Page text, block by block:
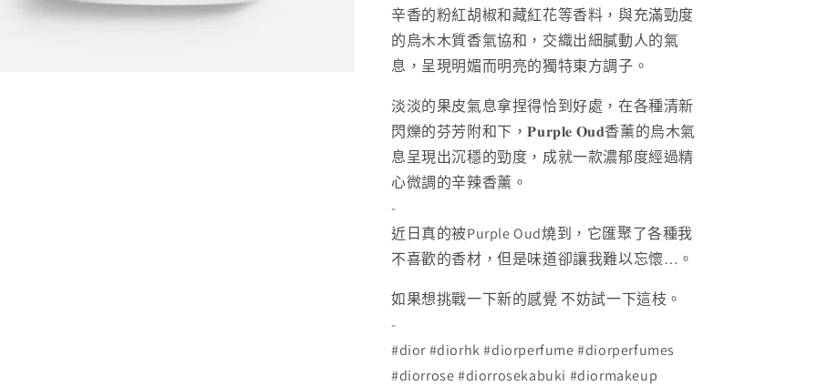
辛香的粉紅胡椒和藏紅花等香料，與充滿勁度
的烏木木質香氣協和，交織出細膩動人的氣
息，呈現明媚而明亮的獨特東方調子。
淡淡的果皮氣息拿捏得恰到好處，在各種清新
閃爍的芬芳附和下，𝐏𝐮𝐫𝐩𝐥𝐞 𝐎𝐮𝐝香薰的烏木氣
息呈現出沉穩的勁度，成就一款濃郁度經過精
心微調的辛辣香薰。
-
近日真的被Purple Oud燒到，它匯聚了各種我
不喜歡的香材，但是味道卻讓我難以忘懷…。
如果想挑戰一下新的感覺 不妨試一下這枝。
-
#dior #diorhk #diorperfume #diorperfumes
#diorrose #diorrosekabuki #diormakeup